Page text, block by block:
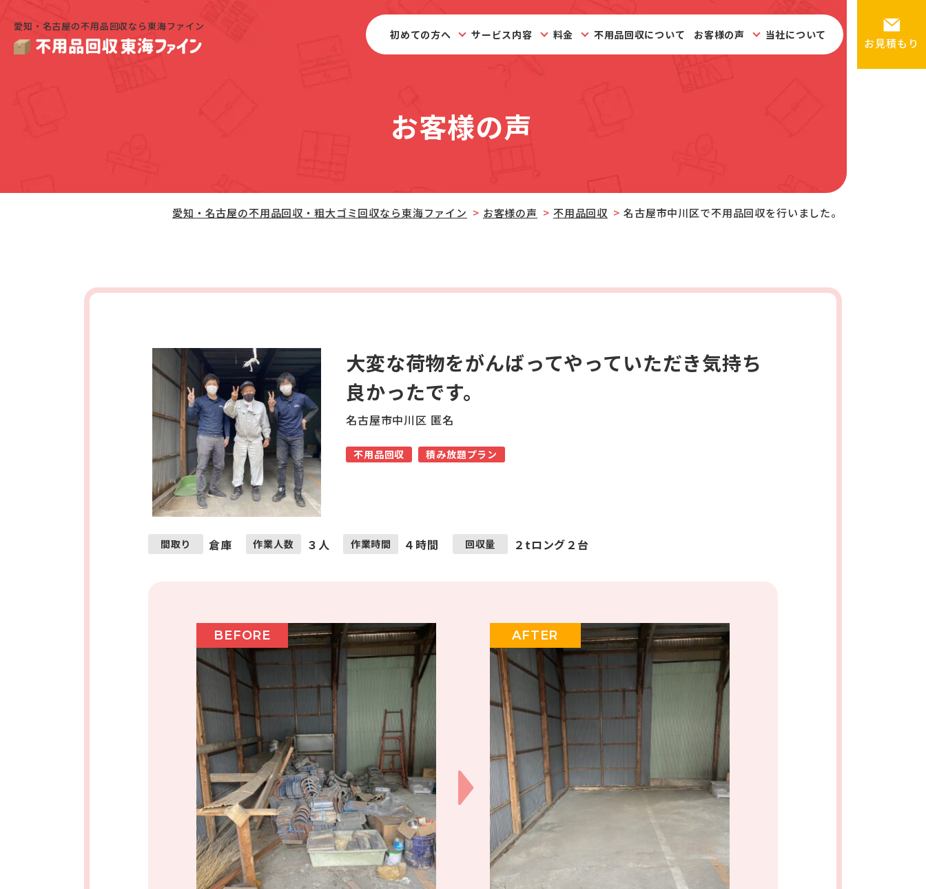
愛知・名古屋の不用品回収なら東海ファイン
初めての方へ サービス内容 料金 不用品回収について お客様の声 当社について
お見積もり
お客様の声
愛知・名古屋の不用品回収・粗大ゴミ回収なら東海ファイン お客様の声 不用品回収 名古屋市中川区で不用品回収を行いました。
大変な荷物をがんばってやっていただき気持ち
良かったです。
名古屋市中川区 匿名
不用品回収 積み放題プラン
間取り 倉庫 作業人数 ３人 作業時間 ４時間 回収量 ２tロング２台